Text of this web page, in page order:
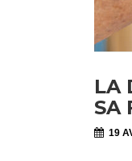
LA
SA
19